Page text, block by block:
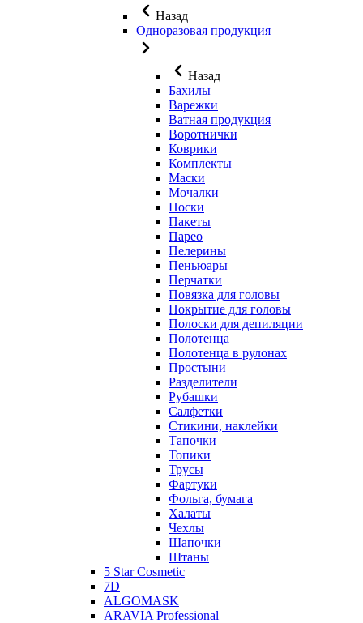
Назад
Одноразовая продукция
Назад
Бахилы
Варежки
Ватная продукция
Воротнички
Коврики
Комплекты
Маски
Мочалки
Носки
Пакеты
Парео
Пелерины
Пеньюары
Перчатки
Повязка для головы
Покрытие для головы
Полоски для депиляции
Полотенца
Полотенца в рулонах
Простыни
Разделители
Рубашки
Салфетки
Стикини, наклейки
Тапочки
Топики
Трусы
Фартуки
Фольга, бумага
Халаты
Чехлы
Шапочки
Штаны
5 Star Cosmetic
7D
ALGOMASK
ARAVIA Professional